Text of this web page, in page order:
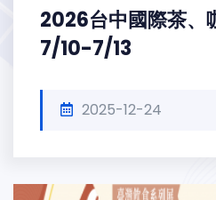
2026台中國際茶、
7/10-7/13
2025-12-24